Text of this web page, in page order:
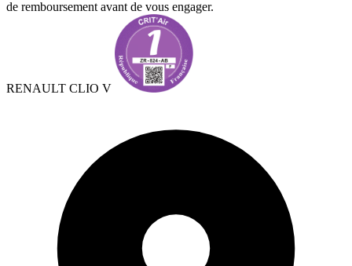
de remboursement avant de vous engager.
RENAULT CLIO V